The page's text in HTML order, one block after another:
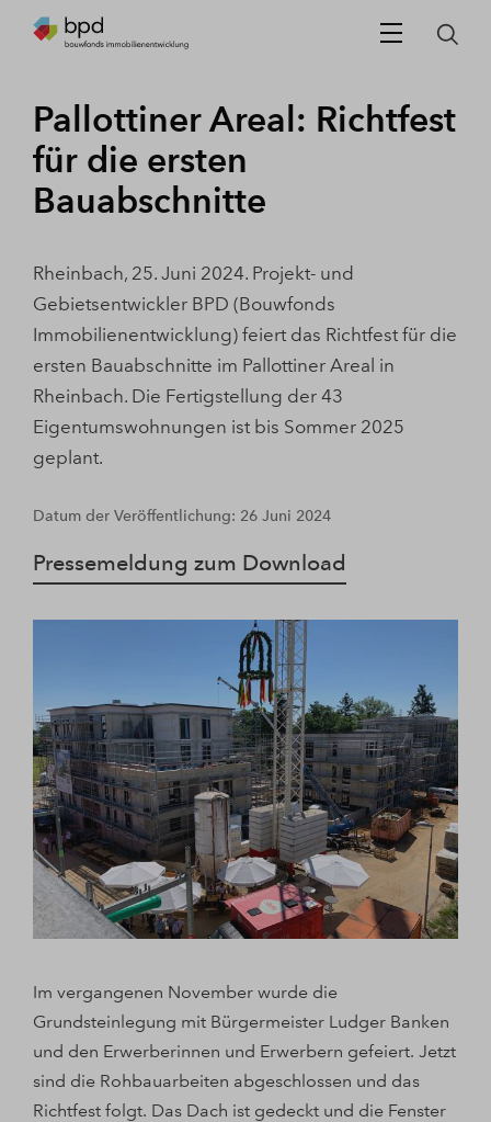
Pallottiner Areal: Richtfest
für die ersten
Bauabschnitte
Rheinbach, 25. Juni 2024. Projekt- und
Gebietsentwickler BPD (Bouwfonds
Immobilienentwicklung) feiert das Richtfest für die
ersten Bauabschnitte im Pallottiner Areal in
Rheinbach. Die Fertigstellung der 43
Eigentumswohnungen ist bis Sommer 2025
geplant.
Datum der Veröffentlichung: 26 Juni 2024
Pressemeldung zum Download
Im vergangenen November wurde die
Grundsteinlegung mit Bürgermeister Ludger Banken
und den Erwerberinnen und Erwerbern gefeiert. Jetzt
sind die Rohbauarbeiten abgeschlossen und das
Richtfest folgt. Das Dach ist gedeckt und die Fenster